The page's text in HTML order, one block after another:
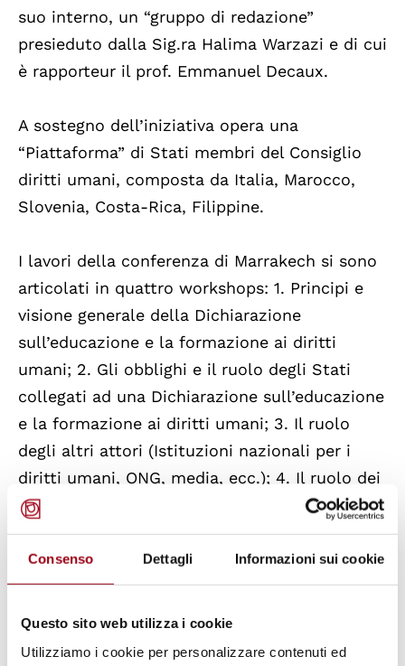
Consenso Dettagli Informazioni sui cookie
Questo sito web utilizza i cookie
Utilizziamo i cookie per personalizzare contenuti ed
suo interno, un “gruppo di redazione”
presieduto dalla Sig.ra Halima Warzazi e di cui
è rapporteur il prof. Emmanuel Decaux.
A sostegno dell’iniziativa opera una
“Piattaforma” di Stati membri del Consiglio
diritti umani, composta da Italia, Marocco,
Slovenia, Costa-Rica, Filippine.
I lavori della conferenza di Marrakech si sono
articolati in quattro workshops: 1. Principi e
visione generale della Dichiarazione
sull’educazione e la formazione ai diritti
umani; 2. Gli obblighi e il ruolo degli Stati
collegati ad una Dichiarazione sull’educazione
e la formazione ai diritti umani; 3. Il ruolo
degli altri attori (Istituzioni nazionali per i
diritti umani, ONG, media, ecc.); 4. Il ruolo dei
meccanismi dell’ONU di protezione e
promozione dei diritti umani nell’educazione
ai diritti umani.